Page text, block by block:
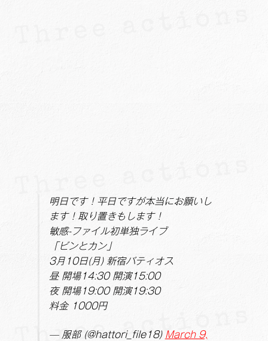
明日です！平日ですが本当にお願いし
ます！取り置きもします！
敏感-ファイル初単独ライブ
「ビンとカン」
3月10日(月) 新宿バティオス
昼 開場14:30 開演15:00
夜 開場19:00 開演19:30
料金 1000円
— 服部 (@hattori_file18) March 9,